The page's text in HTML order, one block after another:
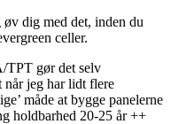
øv dig med det, inden du
celler.
TPT gør det selv
jeg har lidt flere
måde at bygge panelerne
holdbarhed 20-25 år ++